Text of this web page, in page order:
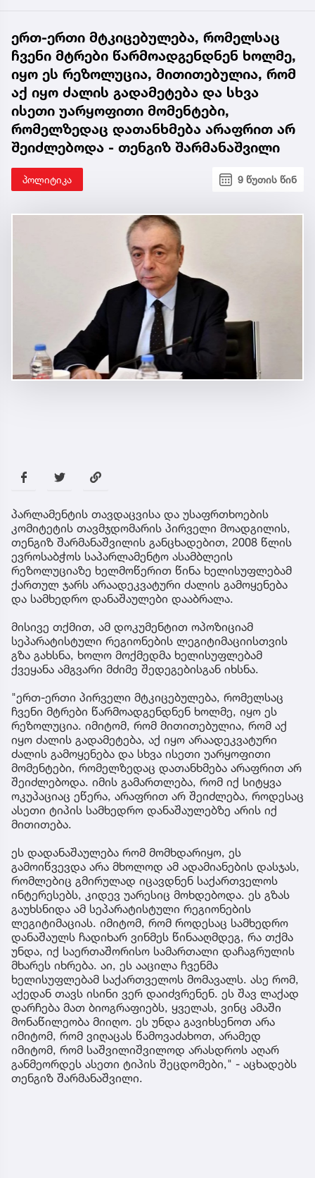
ერთ-ერთი მტკიცებულება, რომელსაც
ჩვენი მტრები წარმოადგენდნენ ხოლმე,
იყო ეს რეზოლუცია, მითითებულია, რომ
აქ იყო ძალის გადამეტება და სხვა
ისეთი უარყოფითი მომენტები,
რომელზედაც დათანხმება არაფრით არ
შეიძლებოდა - თენგიზ შარმანაშვილი
პოლიტიკა 9 წუთის წინ
პარლამენტის თავდაცვისა და უსაფრთხოების
კომიტეტის თავმჯდომარის პირველი მოადგილის,
თენგიზ შარმანაშვილის განცხადებით, 2008 წლის
ევროსაბჭოს საპარლამენტო ასამბლეის
რეზოლუციაზე ხელმოწერით წინა ხელისუფლებამ
ქართულ ჯარს არაადეკვატური ძალის გამოყენება
და სამხედრო დანაშაულები დააბრალა.
მისივე თქმით, ამ დოკუმენტით ოპოზიციამ
სეპარატისტული რეგიონების ლეგიტიმაციისთვის
გზა გახსნა, ხოლო მოქმედმა ხელისუფლებამ
ქვეყანა ამგვარი მძიმე შედეგებისგან იხსნა.
"ერთ-ერთი პირველი მტკიცებულება, რომელსაც
ჩვენი მტრები წარმოადგენდნენ ხოლმე, იყო ეს
რეზოლუცია. იმიტომ, რომ მითითებულია, რომ აქ
იყო ძალის გადამეტება, აქ იყო არაადეკვატური
ძალის გამოყენება და სხვა ისეთი უარყოფითი
მომენტები, რომელზედაც დათანხმება არაფრით არ
შეიძლებოდა. იმის გამართლება, რომ იქ სიტყვა
ოკუპაციაც ეწერა, არაფრით არ შეიძლება, როდესაც
ასეთი ტიპის სამხედრო დანაშაულებზე არის იქ
მითითება.
ეს დადანაშაულება რომ მომხდარიყო, ეს
გამოიწვევდა არა მხოლოდ ამ ადამიანების დასჯას,
რომლებიც გმირულად იცავდნენ საქართველოს
ინტერესებს, კიდევ უარესიც მოხდებოდა. ეს გზას
გაუხსნიდა ამ სეპარატისტული რეგიონების
ლეგიტიმაციას. იმიტომ, რომ როდესაც სამხედრო
დანაშაულს ჩადიხარ ვინმეს წინააღმდეგ, რა თქმა
უნდა, იქ საერთაშორისო სამართალი დაჩაგრულის
მხარეს იხრება. აი, ეს ააცილა ჩვენმა
ხელისუფლებამ საქართველოს მომავალს. ასე რომ,
აქედან თავს ისინი ვერ დაიძვრენენ. ეს შავ ლაქად
დარჩება მათ ბიოგრაფიებს, ყველას, ვინც ამაში
მონაწილეობა მიიღო. ეს უნდა გავიხსენოთ არა
იმიტომ, რომ ვიღაცას წამოვაძახოთ, არამედ
იმიტომ, რომ საშვილიშვილოდ არასდროს აღარ
განმეორდეს ასეთი ტიპის შეცდომები," - აცხადებს
თენგიზ შარმანაშვილი.